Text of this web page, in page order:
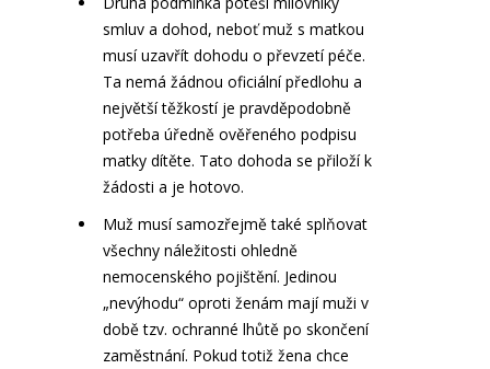
smluv a dohod, neboť muž s matkou
musí uzavřít dohodu o převzetí péče.
Ta nemá žádnou oficiální předlohu a
největší těžkostí je pravděpodobně
potřeba úředně ověřeného podpisu
matky dítěte. Tato dohoda se přiloží k
žádosti a je hotovo.
Muž musí samozřejmě také splňovat
všechny náležitosti ohledně
nemocenského pojištění. Jedinou
„nevýhodu“ oproti ženám mají muži v
době tzv. ochranné lhůtě po skončení
zaměstnání. Pokud totiž žena chce